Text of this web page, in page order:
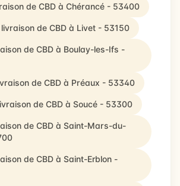
de CBD à Chérancé - 53400
de CBD à Livet - 53150
de CBD à Boulay-les-Ifs -
de CBD à Préaux - 53340
de CBD à Soucé - 53300
de CBD à Saint-Mars-du-
de CBD à Saint-Erblon -